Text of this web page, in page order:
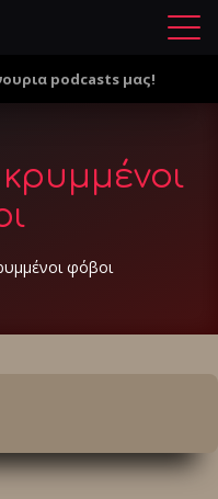
Μ
ο
podcasts μας!
φόβοι